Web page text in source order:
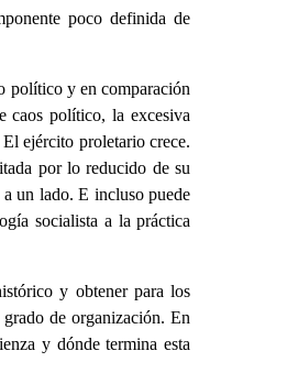
poco definida de
político y en comparación
caos político, la excesiva
ejército proletario crece.
por lo reducido de su
un lado. E incluso puede
socialista a la práctica
y obtener para los
de organización. En
y dónde termina esta